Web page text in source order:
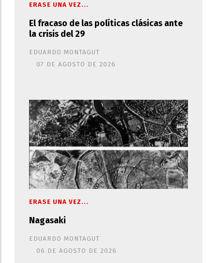
El fracaso de las políticas clásicas ante
la crisis del 29
EDUARDO MONTAGUT
ERASE UNA VEZ...
07 DE AGOSTO DE 2026
Nagasaki
EDUARDO MONTAGUT
ERASE UNA VEZ...
06 DE AGOSTO DE 2026